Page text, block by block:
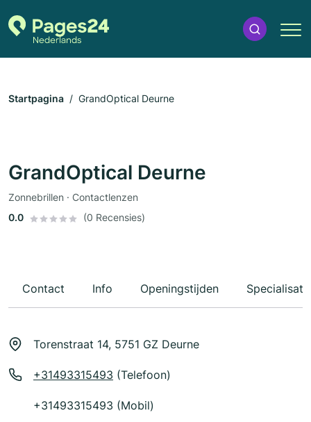
Startpagina GrandOptical Deurne
GrandOptical Deurne
Zonnebrillen · Contactlenzen
0.0
(0 Recensies)
Contact Info Openingstijden
Torenstraat 14, 5751 GZ Deurne
+31493315493 (Telefoon)
+31493315493 (Mobil)